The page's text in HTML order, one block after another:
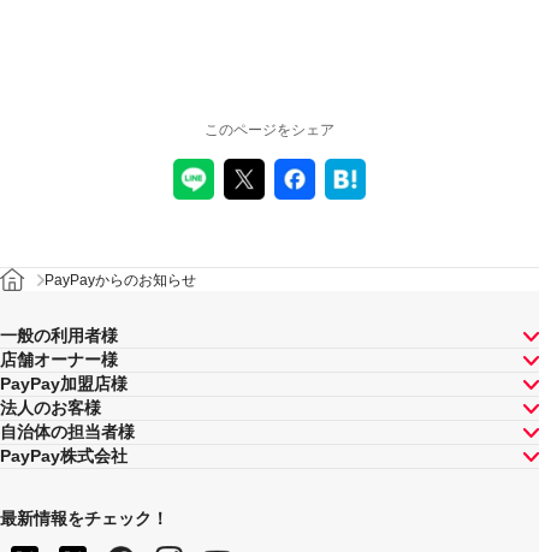
このページをシェア
PayPayからのお知らせ
一般の利用者様
店舗オーナー様
PayPay加盟店様
法人のお客様
自治体の担当者様
PayPay株式会社
最新情報をチェック！